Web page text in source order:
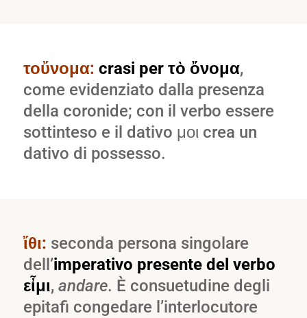
τοὔνομα: crasi per τὸ ὄνομα,
come evidenziato dalla presenza
della coronide; con il verbo essere
sottinteso e il dativo μοι crea un
dativo di possesso.
ἴθι: seconda persona singolare
dell’imperativo presente del verbo
εἶμι, andare. È consuetudine degli
epitafi congedare l’interlocutore